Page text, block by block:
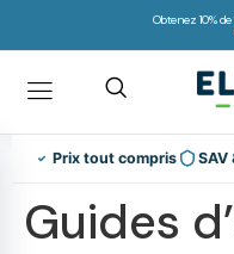
Obtenez 10%
Prix tout compris SAV
Guides